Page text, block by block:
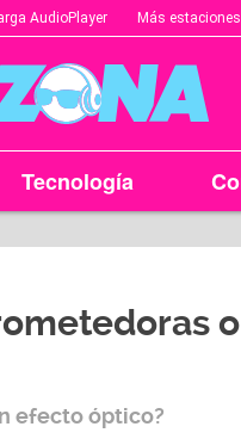
AudioPlayer Más estaciones
Tecnología
o
efecto óptico?